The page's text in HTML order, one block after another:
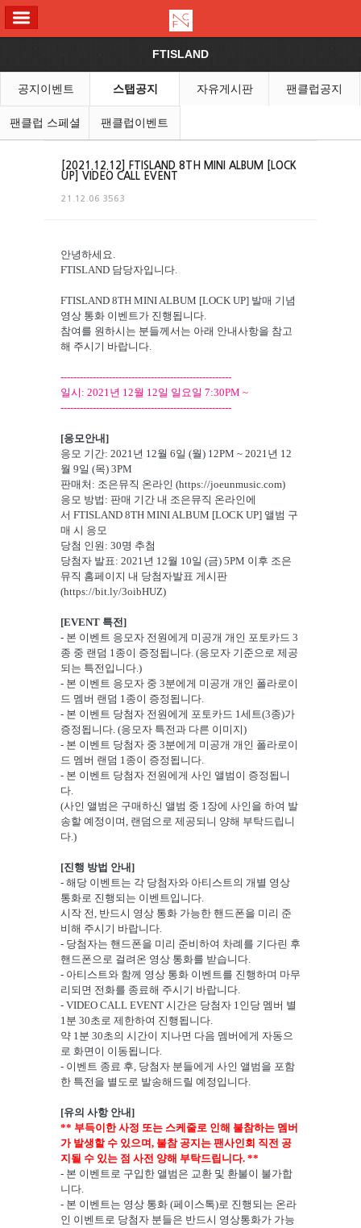
FTISLAND
공지이벤트 스탭공지 자유게시판 팬클럽공지
팬클럽 스페셜 팬클럽이벤트
[2021.12.12] FTISLAND 8TH MINI ALBUM [LOCK
UP] VIDEO CALL EVENT
21.12.06 3563
안녕하세요.
FTISLAND 담당자입니다.
FTISLAND 8TH MINI ALBUM [LOCK UP] 발매 기념
영상 통화 이벤트가 진행됩니다.
참여를 원하시는 분들께서는 아래 안내사항을 참고
해 주시기 바랍니다.
-----------------------------------------------------
일시: 2021년 12월 12일 일요일 7:30PM ~
-----------------------------------------------------
[응모안내]
응모 기간: 2021년 12월 6일 (월) 12PM ~ 2021년 12
월 9일 (목) 3PM
판매처: 조은뮤직 온라인 (https://joeunmusic.com)
응모 방법: 판매 기간 내 조은뮤직 온라인에
서 FTISLAND 8TH MINI ALBUM [LOCK UP] 앨범 구
매 시 응모
당첨 인원: 30명 추첨
당첨자 발표: 2021년 12월 10일 (금) 5PM 이후 조은
뮤직 홈페이지 내 당첨자발표 게시판
(https://bit.ly/3oibHUZ)
[EVENT 특전]
- 본 이벤트 응모자 전원에게 미공개 개인 포토카드 3
종 중 랜덤 1종이 증정됩니다. (응모자 기준으로 제공
되는 특전입니다.)
- 본 이벤트 응모자 중 3분에게 미공개 개인 폴라로이
드 멤버 랜덤 1종이 증정됩니다.
- 본 이벤트 당첨자 전원에게 포토카드 1세트(3종)가
증정됩니다. (응모자 특전과 다른 이미지)
- 본 이벤트 당첨자 중 3분에게 미공개 개인 폴라로이
드 멤버 랜덤 1종이 증정됩니다.
- 본 이벤트 당첨자 전원에게 사인 앨범이 증정됩니
다.
(사인 앨범은 구매하신 앨범 중 1장에 사인을 하여 발
송할 예정이며, 랜덤으로 제공되니 양해 부탁드립니
다.)
[진행 방법 안내]
- 해당 이벤트는 각 당첨자와 아티스트의 개별 영상
통화로 진행되는 이벤트입니다.
시작 전, 반드시 영상 통화 가능한 핸드폰을 미리 준
비해 주시기 바랍니다.
- 당첨자는 핸드폰을 미리 준비하여 차례를 기다린 후
핸드폰으로 걸려온 영상 통화를 받습니다.
- 아티스트와 함께 영상 통화 이벤트를 진행하며 마무
리되면 전화를 종료해 주시기 바랍니다.
- VIDEO CALL EVENT 시간은 당첨자 1인당 멤버 별
1분 30초로 제한하여 진행됩니다.
약 1분 30초의 시간이 지나면 다음 멤버에게 자동으
로 화면이 이동됩니다.
- 이벤트 종료 후, 당첨자 분들에게 사인 앨범을 포함
한 특전을 별도로 발송해드릴 예정입니다.
[유의 사항 안내]
** 부득이한 사정 또는 스케줄로 인해 불참하는 멤버
가 발생할 수 있으며, 불참 공지는 팬사인회 직전 공
지될 수 있는 점 사전 양해 부탁드립니다. **
- 본 이벤트로 구입한 앨범은 교환 및 환불이 불가합
니다.
- 본 이벤트는 영상 통화 (페이스톡)로 진행되는 온라
인 이벤트로 당첨자 분들은 반드시 영상통화가 가능